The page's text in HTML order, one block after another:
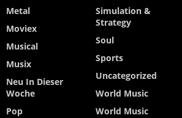
Metal
Moviex
Musical
Musix
Neu In Dieser
Woche
Pop
Simulation &
Strategy
Soul
Sports
Uncategorized
World Music
World Music